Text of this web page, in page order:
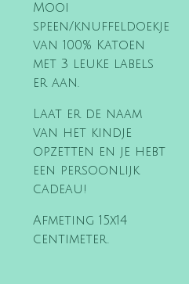
Mooi
speen/knuffeldoekje
van 100% Katoen
met 3 leuke labels
er aan.
Laat er de naam
van het kindje
opzetten en je hebt
een persoonlijk
cadeau!
Afmeting 15x14
centimeter.